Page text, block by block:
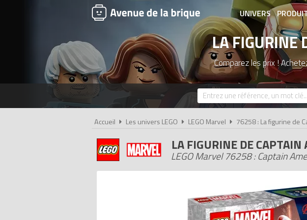
UNIVERS
LA FIGURINE
Comparez les prix !
Accueil Les univers LEGO LEGO Marvel 76258 : La figurine de
LA FIGURINE DE CAPTAIN
LEGO Marvel 76258 : Captain